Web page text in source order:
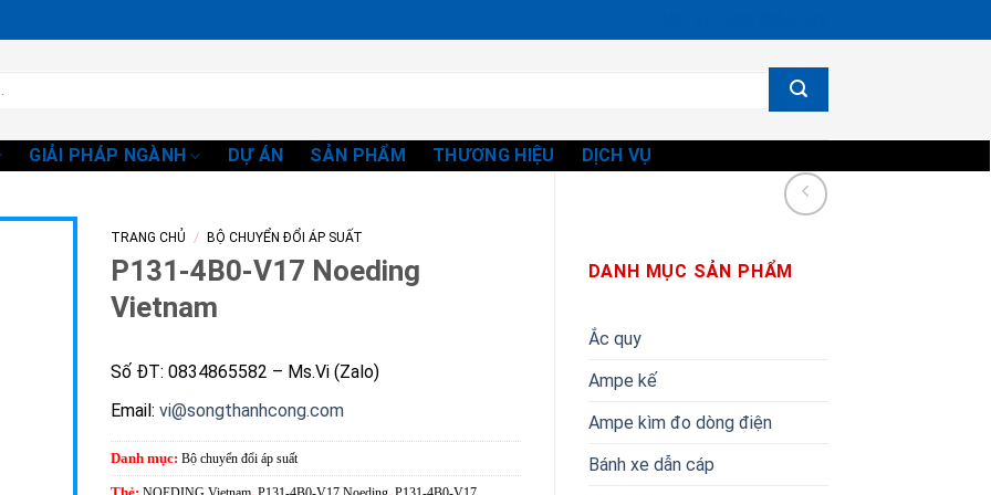
GIẢI PHÁP NGÀNH DỰ ÁN SẢN PHẨM THƯƠNG HIỆU DỊCH VỤ
DANH MỤC SẢN PHẨM
Ắc quy
Ampe kế
Ampe kìm đo dòng điện
Bánh xe dẫn cáp
TRANG CHỦ / BỘ CHUYỂN ĐỔI ÁP SUẤT
P131-4B0-V17 Noeding
Vietnam
Số ĐT: 0834865582 – Ms.Vi (Zalo)
Email: vi@songthanhcong.com
Danh mục: Bộ chuyển đổi áp suất